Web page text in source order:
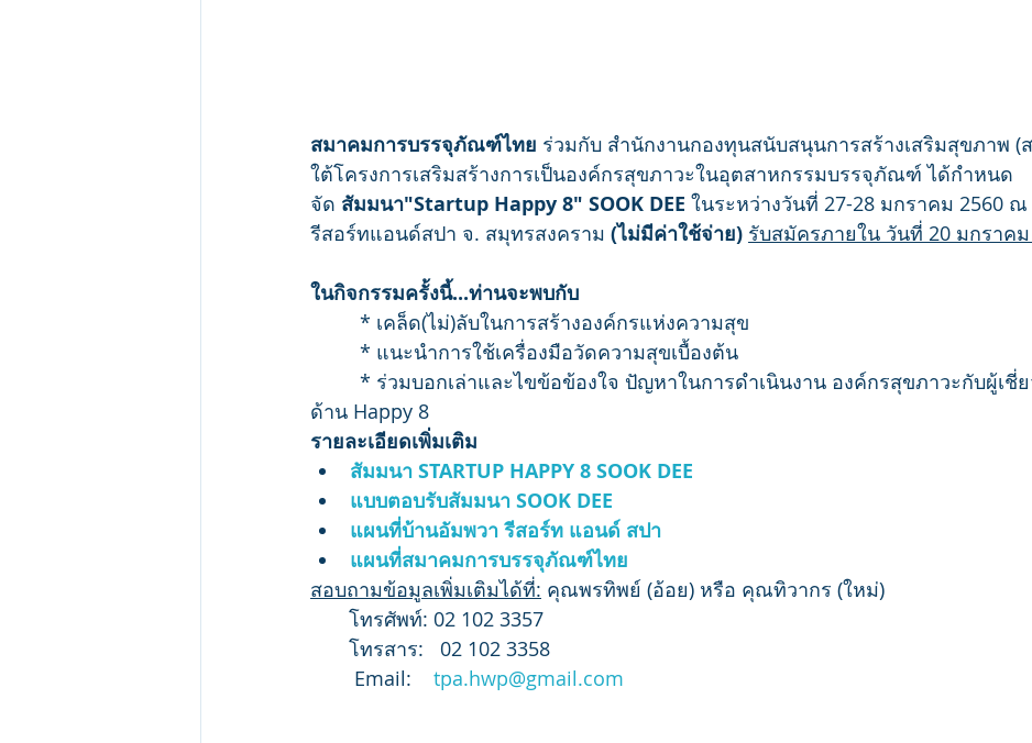
สมาคมการบรรจุภัณฑ์ไทย ร่วมกับ สำนักงานกองทุนสนับสนุนการสร้างเสริมสุขภาพ (
ใต้โครงการเสริมสร้างการเป็นองค์กรสุขภาวะในอุตสาหกรรมบรรจุภัณฑ์ ได้กำหนด
จัด สัมมนา"Startup Happy 8" SOOK DEE ในระหว่างวันที่ 27-28 มกราคม 2560
รีสอร์ทแอนด์สปา จ. สมุทรสงคราม (ไม่มีค่าใช้จ่าย) รับสมัครภายใน วันที่ 20 มกราคม
ในกิจกรรมครั้งนี้...ท่านจะพบกับ
* เคล็ด(ไม่)ลับในการสร้างองค์กรแห่งความสุข
* แนะนำการใช้เครื่องมือวัดความสุขเบื้องต้น
* ร่วมบอกเล่าและไขข้อข้องใจ ปัญหาในการดำเนินงาน องค์กรสุขภาวะกับผู้เชี่
ด้าน Happy 8
รายละเอียดเพิ่มเติม
สัมมนา STARTUP HAPPY 8 SOOK DEE
แบบตอบรับสัมมนา SOOK DEE
แผนที่บ้านอัมพวา รีสอร์ท แอนด์ สปา
แผนที่สมาคมการบรรจุภัณฑ์ไทย
สอบถามข้อมูลเพิ่มเติมได้ที่: คุณพรทิพย์ (อ้อย) หรือ คุณทิวากร (ใหม่)
โทรศัพท์: 02 102 3357
โทรสาร:   02 102 3358
Email: tpa.hwp@gmail.com